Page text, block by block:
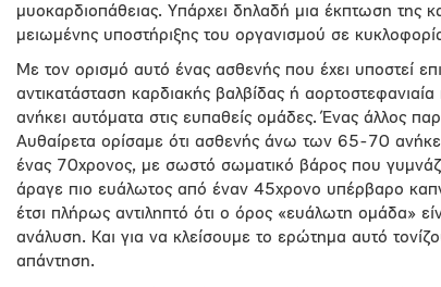
μυοκαρδιοπάθειας. Υπάρχει δηλαδή μια έκπτωση της
μειωμένης υποστήριξης του οργανισμού σε
Με τον ορισμό αυτό ένας ασθενής που έχει υποστεί
αντικατάσταση καρδιακής βαλβίδας ή
ανήκει αυτόματα στις ευπαθείς ομάδες. Ένας άλλος
Αυθαίρετα ορίσαμε ότι ασθενής άνω των 65-70
ένας 70χρονος, με σωστό σωματικό βάρος που
άραγε πιο ευάλωτος από έναν 45χρονο υπέρβαρο
έτσι πλήρως αντιληπτό ότι ο όρος «ευάλωτη ομάδα»
ανάλυση. Και για να κλείσουμε το ερώτημα αυτό
απάντηση.